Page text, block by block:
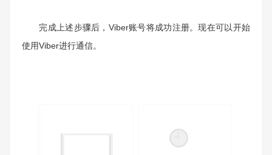
完成上述步骤后，Viber账号将成功注册。现在可以开始
使用Viber进行通信。